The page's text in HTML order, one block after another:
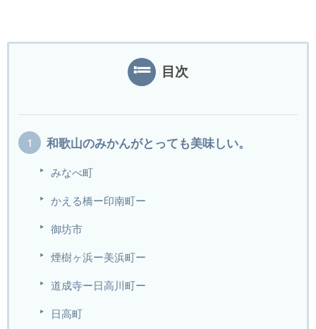
目次
和歌山のみかんがとっても美味しい。
みなべ町
かえる橋ー印南町ー
御坊市
煙樹ヶ浜ー美浜町ー
道成寺ー日高川町ー
日高町